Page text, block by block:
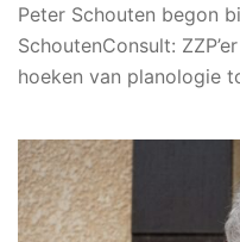
Peter Schouten begon
SchoutenConsult:
hoeken van planologie